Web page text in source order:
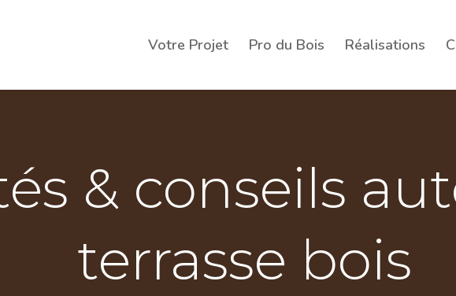
Votre Projet Pro du Bois Réalisations
& conseils
terrasse bois